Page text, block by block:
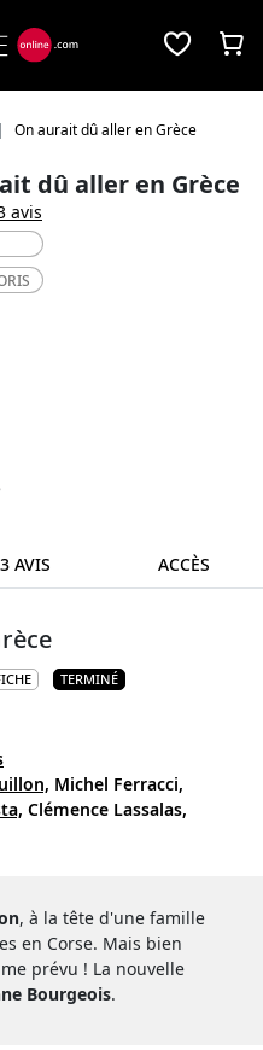
On aurait dû aller en Grèce
dû aller en Grèce
avis
3 AVIS ACCÈS
TERMINÉ
Michel Ferracci,
Clémence Lassalas,
, à la tête d'une famille
en Corse. Mais bien
prévu ! La nouvelle
Bourgeois.